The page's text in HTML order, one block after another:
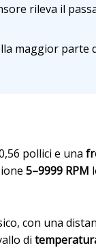
rileva il
maggior parte
pollici e una
5–9999 RPM
con una
di